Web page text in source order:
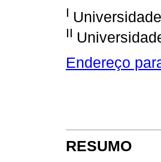
I
II
Endereço
RESUMO